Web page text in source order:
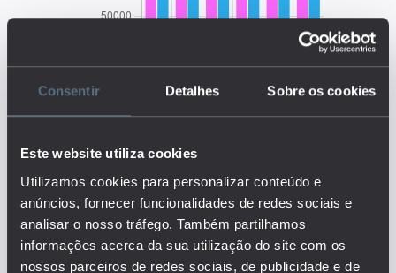
Consentir Detalhes Sobre os cookies
Este website utiliza cookies
Utilizamos cookies para personalizar conteúdo e
anúncios, fornecer funcionalidades de redes sociais e
analisar o nosso tráfego. Também partilhamos
informações acerca da sua utilização do site com os
nossos parceiros de redes sociais, de publicidade e de
Descrição:
Os dados referem-se ao número
de estudantes do ensino